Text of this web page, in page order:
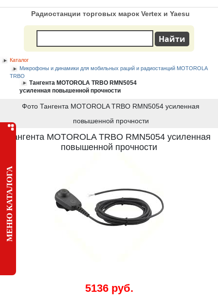
МЕНЮ КАТАЛОГА
Радиостанции торговых марок Vertex и Yaesu
Каталог
Микрофоны и динамики для мобильных раций и радиостанций MOTOROLA
TRBO
Тангента MOTOROLA TRBO RMN5054
усиленная повышенной прочности
Фото Тангента MOTOROLA TRBO RMN5054 усиленная
повышенной прочности
Тангента MOTOROLA TRBO RMN5054 усиленная
повышенной прочности
5136 руб.